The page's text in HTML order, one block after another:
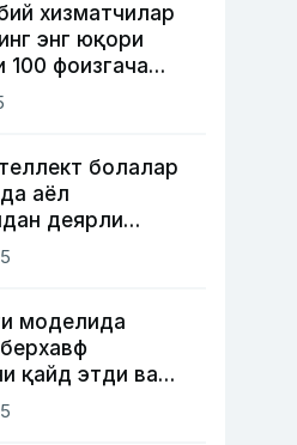
хизматчилар
энг юқори
100 фоизгача
тутувчи
болалар
аёл
деярли
моделида
қайд этди ва
чораларини